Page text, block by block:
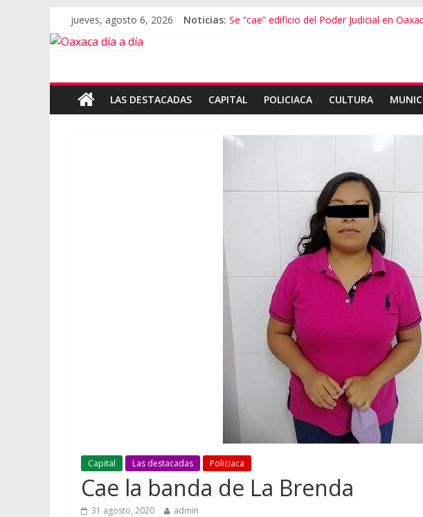
jueves, agosto 6, 2026 Noticias: Se “cae” edificio del Poder Judicial en
Inaugura Salomón ExpoMar 2026
LAS DESTACADAS
CAPITAL POLICIACA CULTURA
Capital Las destacadas Policiaca
Cae la banda de La Brenda
31 agosto, 2020 admin